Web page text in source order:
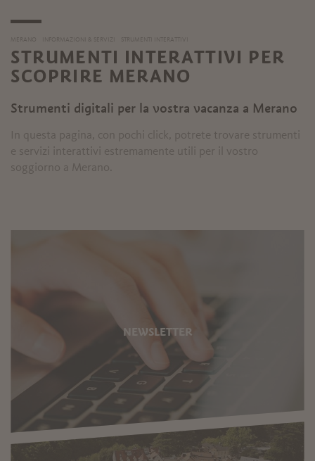
MERANO INFORMAZIONI & SERVIZI STRUMENTI INTERATTIVI
STRUMENTI INTERATTIVI PER
SCOPRIRE MERANO
Strumenti digitali per la vostra vacanza a Merano
In questa pagina, con pochi click, potrete trovare strumenti
e servizi interattivi estremamente utili per il vostro
soggiorno a Merano.
NEWSLETTER